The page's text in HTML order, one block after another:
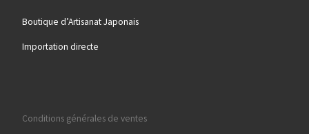
Boutique d’Artisanat Japonais
Importation directe
Conditions générales de ventes